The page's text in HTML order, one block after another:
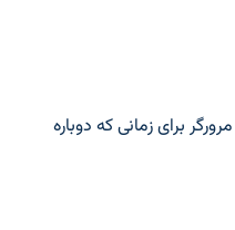
برای زمانی که دوباره